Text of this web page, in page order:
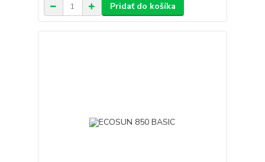
Pridať do košíka